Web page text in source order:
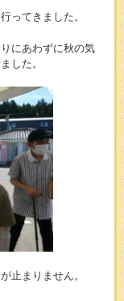
ってきました。
にあわずに秋の気
した。
止まりません。